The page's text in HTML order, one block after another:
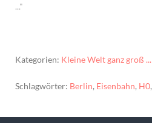
..."
Kategorien: Kleine Welt ganz groß ...
Schlagwörter: Berlin, Eisenbahn, H0,